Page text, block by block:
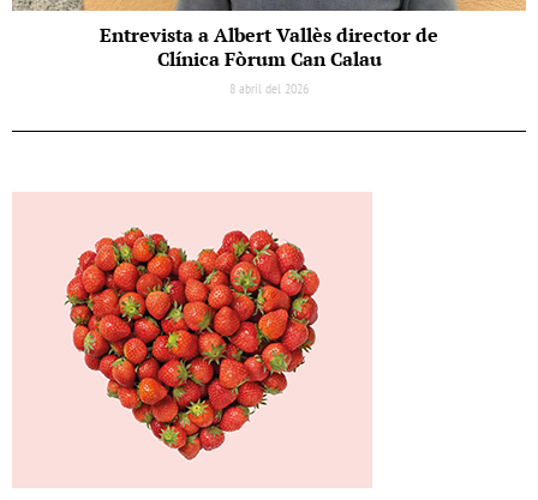
Entrevista a Albert Vallès director de
Clínica Fòrum Can Calau
8 abril del 2026